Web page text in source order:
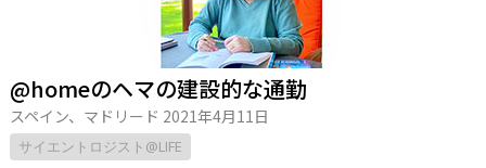
@homeのヘマの建設的な通勤
スペイン、マドリード 2021年4月11日
サイエントロジスト@LIFE